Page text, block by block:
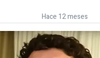
Hace 12 meses